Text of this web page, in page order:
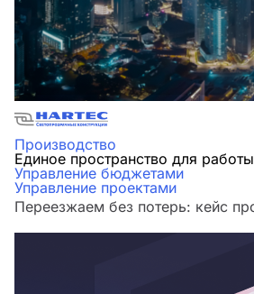
Производство
Единое пространство для работы
Управление бюджетами
Управление проектами
Переезжаем без потерь: кейс